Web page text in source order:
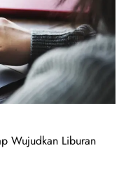
Wujudkan Liburan